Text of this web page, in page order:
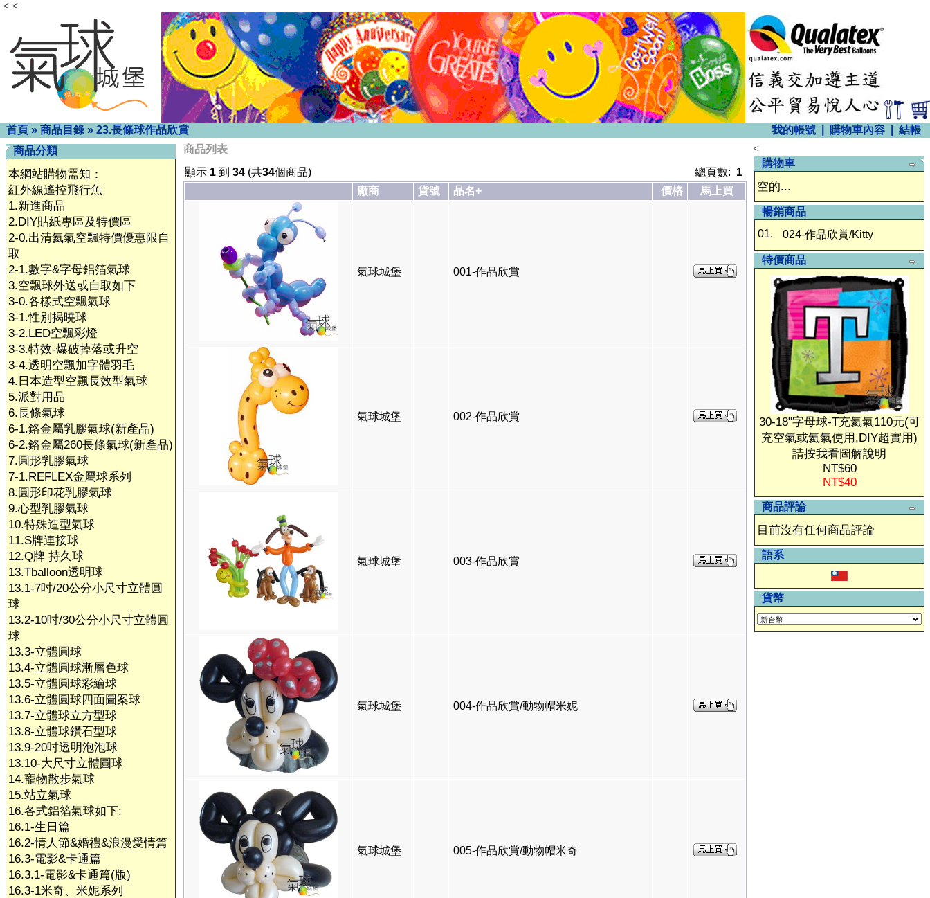
< <
首頁 » 商品目錄 » 23.長條球作品欣賞 我的帳號 購物車內容
結帳
商品分類
本網站購物需知：
紅外線遙控飛行魚
1.新進商品
2.DIY貼紙專區及特價區
2-0.出清氦氣空飄特價優惠限自
取
2-1.數字&字母鋁箔氣球
3.空飄球外送或自取如下
3-0.各樣式空飄氣球
3-1.性別揭曉球
3-2.LED空飄彩燈
3-3.特效-爆破掉落或升空
3-4.透明空飄加字體羽毛
4.日本造型空飄長效型氣球
5.派對用品
6.長條氣球
6-1.鉻金屬乳膠氣球(新產品)
6-2.鉻金屬260長條氣球(新產品)
7.圓形乳膠氣球
7-1.REFLEX金屬球系列
8.圓形印花乳膠氣球
9.心型乳膠氣球
10.特殊造型氣球
11.S牌連接球
12.Q牌 持久球
13.Tballoon透明球
13.1-7吋/20公分小尺寸立體圓
球
13.2-10吋/30公分小尺寸立體圓
球
13.3-立體圓球
13.4-立體圓球漸層色球
13.5-立體圓球彩繪球
13.6-立體圓球四面圖案球
13.7-立體球立方型球
13.8-立體球鑽石型球
13.9-20吋透明泡泡球
13.10-大尺寸立體圓球
14.寵物散步氣球
15.站立氣球
16.各式鋁箔氣球如下:
16.1-生日篇
16.2-情人節&婚禮&浪漫愛情篇
16.3-電影&卡通篇
16.3.1-電影&卡通篇(版)
16.3-1米奇、米妮系列
商品列表
顯示 1 到 34 (共34個商品) 總頁數: 1
廠商
貨號 品名+ 價格 馬上買
氣球城堡 001-作品欣賞
氣球城堡 002-作品欣賞
氣球城堡 003-作品欣賞
氣球城堡 004-作品欣賞/動物帽米妮
氣球城堡 005-作品欣賞/動物帽米奇
<
購物車
空的...
暢銷商品
01.
024-作品欣賞/Kitty
特價商品
30-18"字母球-T充氦氣110元(可
充空氣或氦氣使用,DIY超實用)
請按我看圖解說明
NT$60
NT$40
商品評論
目前沒有任何商品評論
語系
貨幣